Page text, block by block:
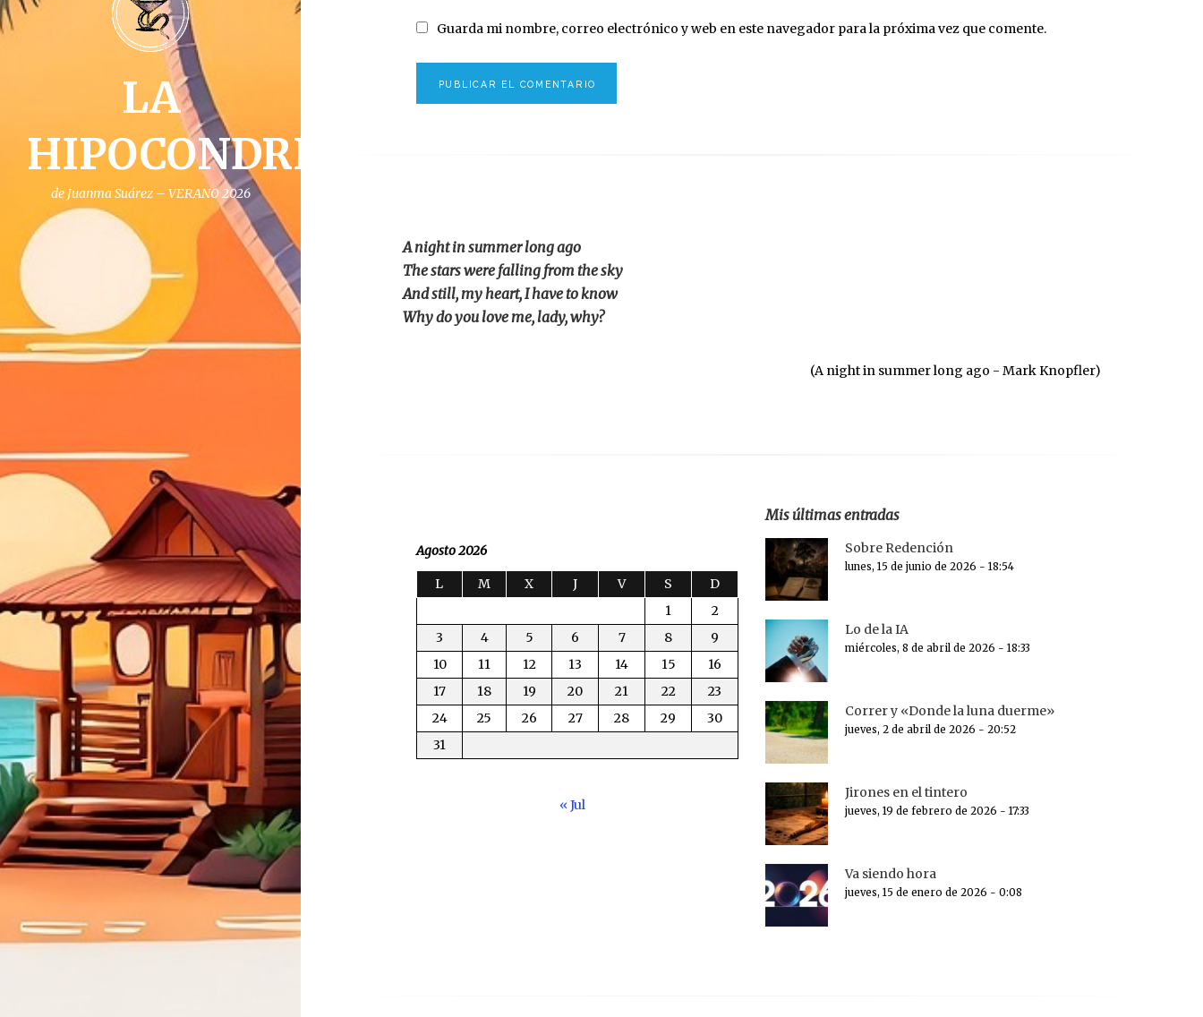
LA
HIPOCONDRIA
de Juanma Suárez – VERANO 2026
Guarda mi nombre, correo electrónico y web en este navegador para la próxima vez que comente.
A night in summer long ago
The stars were falling from the sky
And still, my heart, I have to know
Why do you love me, lady, why?
(A night in summer long ago - Mark Knopfler)
Agosto 2026
L M X J V S
D
1
2
3
4 5 6 7 8
9
10
11 12 13 14 15
16
17
18 19 20 21 22
23
24
25 26 27 28 29
30
31
« Jul
Mis últimas entradas
Sobre Redención
lunes, 15 de junio de 2026 - 18:54
Lo de la IA
miércoles, 8 de abril de 2026 - 18:33
Correr y «Donde la luna duerme»
jueves, 2 de abril de 2026 - 20:52
Jirones en el tintero
jueves, 19 de febrero de 2026 - 17:33
Va siendo hora
jueves, 15 de enero de 2026 - 0:08